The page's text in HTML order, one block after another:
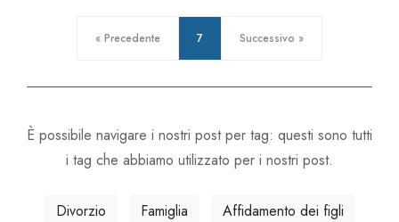
« Precedente 7 Successivo »
È possibile navigare i nostri post per tag: questi sono tutti
i tag che abbiamo utilizzato per i nostri post.
Divorzio Famiglia
Affidamento dei figli